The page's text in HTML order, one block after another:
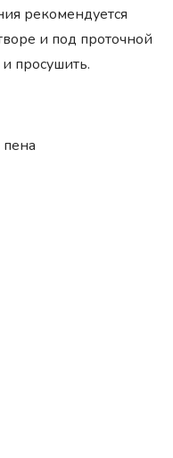
рекомендуется
и под проточной
просушить.